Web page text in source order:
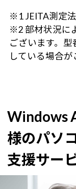
※1 JEITA測定
※2 部材状況に
ございます。
している場合が
Windows
様のパソ
支援サー